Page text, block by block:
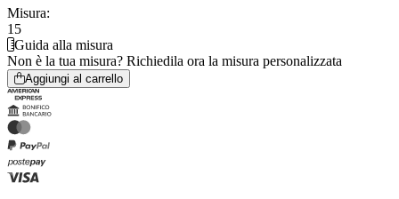
Misura:
15
Guida alla misura
Non è la tua misura? Richiedila ora la misura personalizzata
Aggiungi al carrello